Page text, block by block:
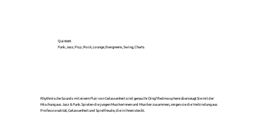
Quintett
Funk, Jazz, Pop, Rock, Lounge, Evergreens, Swing, Charts
Rhythmische Sounds mit einem Flair von Gelassenheit sind genau Ihr Ding? Redmosphere überzeugt Sie mit der
Mischung aus Jazz & Funk. Spielen die jungen Musikerinnen und Musiker zusammen, zeigen sie die Verbindung aus
Professionalität, Gelassenheit und Spielfreude, die in ihnen steckt.